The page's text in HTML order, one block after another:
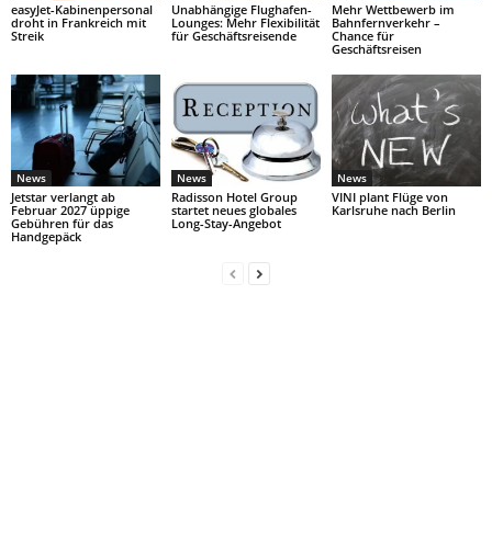
easyJet-Kabinenpersonal
droht in Frankreich mit
Streik
Unabhängige Flughafen-
Lounges: Mehr Flexibilität
für Geschäftsreisende
Mehr Wettbewerb im
Bahnfernverkehr –
Chance für
Geschäftsreisen
News
Jetstar verlangt ab
Februar 2027 üppige
Gebühren für das
Handgepäck
News
Radisson Hotel Group
startet neues globales
Long-Stay-Angebot
News
VINI plant Flüge von
Karlsruhe nach Berlin